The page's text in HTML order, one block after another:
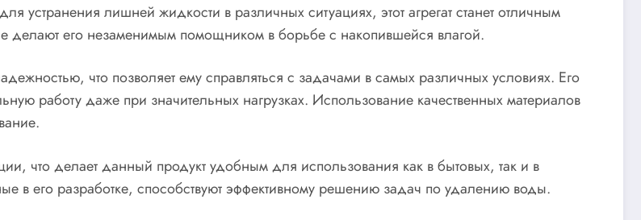
лишней жидкости в различных ситуациях, этот агрегат станет отличным
делают его незаменимым помощником в борьбе с накопившейся влагой.
что позволяет ему справляться с задачами в самых различных условиях. Его
работу даже при значительных нагрузках. Использование качественных материалов
что делает данный продукт удобным для использования как в бытовых, так и в
его разработке, способствуют эффективному решению задач по удалению воды.